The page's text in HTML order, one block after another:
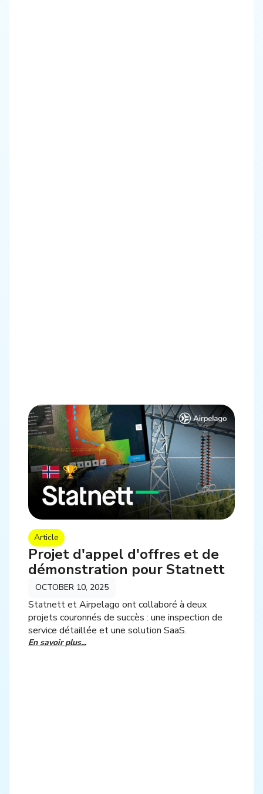
Article
Projet d'appel d'offres et de
démonstration pour Statnett
OCTOBER 10, 2025
Statnett et Airpelago ont collaboré à deux
projets couronnés de succès : une inspection de
service détaillée et une solution SaaS.
En savoir plus...